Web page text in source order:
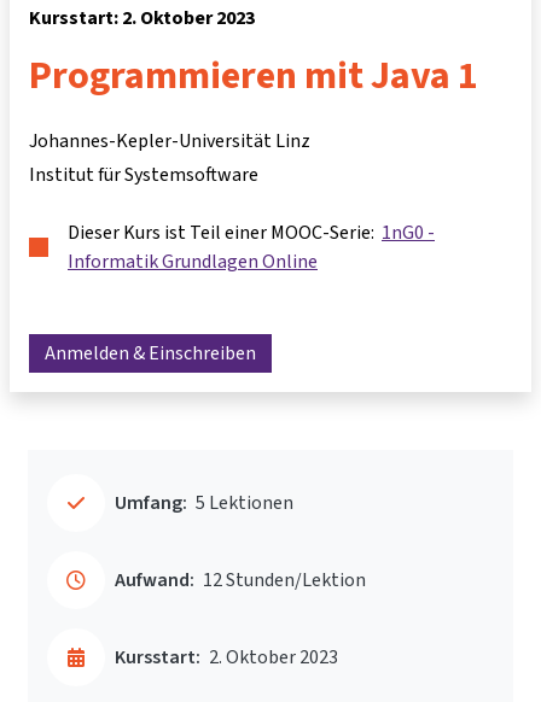
Kursstart: 2. Oktober 2023
Programmieren mit Java 1
Johannes-Kepler-Universität Linz
Institut für Systemsoftware
Dieser Kurs ist Teil einer MOOC-Serie: 1nG0 -
Informatik Grundlagen Online
Anmelden & Einschreiben
Umfang: 5 Lektionen
Aufwand: 12 Stunden/Lektion
Kursstart: 2. Oktober 2023